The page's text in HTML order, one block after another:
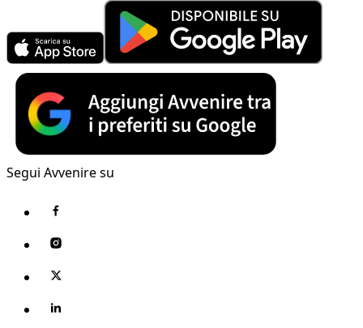
Segui Avvenire su